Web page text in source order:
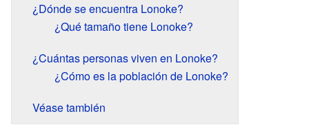
¿Dónde se encuentra Lonoke?
¿Qué tamaño tiene Lonoke?
¿Cuántas personas viven en Lonoke?
¿Cómo es la población de Lonoke?
Véase también